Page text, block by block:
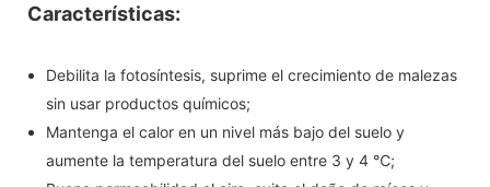
Características:
Debilita la fotosíntesis, suprime el crecimiento de malezas
sin usar productos químicos;
Mantenga el calor en un nivel más bajo del suelo y
aumente la temperatura del suelo entre 3 y 4 ℃;